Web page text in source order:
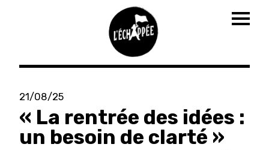
Aller
contenu
principal
21/08/25
« La rentrée des idées :
un besoin de clarté »